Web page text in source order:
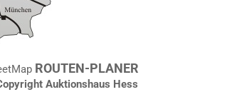
ROUTEN-PLANER
Auktionshaus Hess